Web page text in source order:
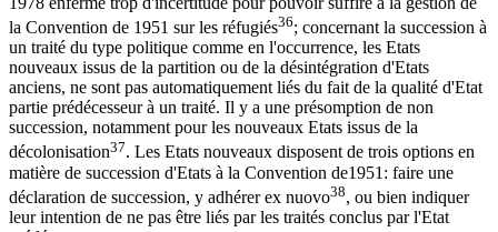
la Convention de 1951 sur les réfugiés36; concernant la succession à
un traité du type politique comme en l'occurrence, les Etats
nouveaux issus de la partition ou de la désintégration d'Etats
anciens, ne sont pas automatiquement liés du fait de la qualité d'Etat
partie prédécesseur à un traité. Il y a une présomption de non
succession, notamment pour les nouveaux Etats issus de la
décolonisation37. Les Etats nouveaux disposent de trois options en
matière de succession d'Etats à la Convention de1951: faire une
déclaration de succession, y adhérer ex nuovo38, ou bien indiquer
leur intention de ne pas être liés par les traités conclus par l'Etat